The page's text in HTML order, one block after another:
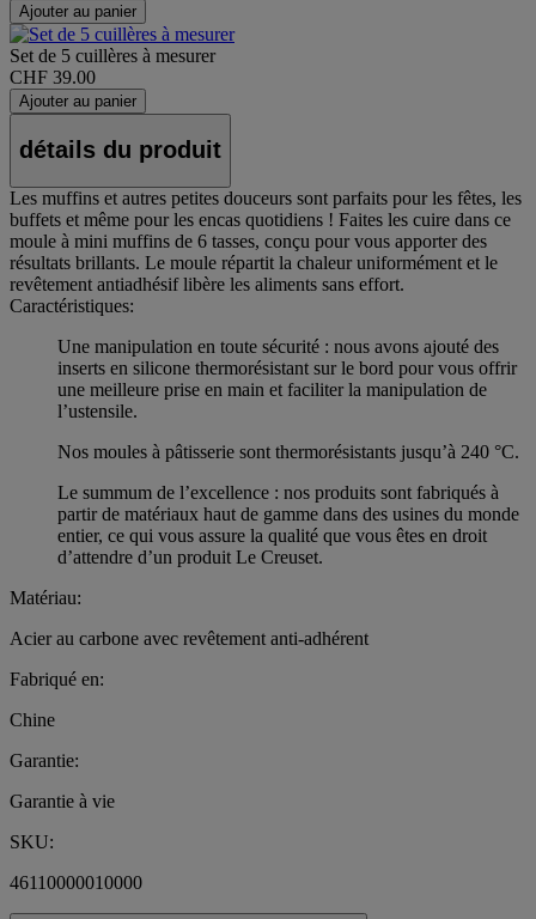
Ajouter au panier
Set de 5 cuillères à mesurer
CHF 39.00
Ajouter au panier
détails du produit
Les muffins et autres petites douceurs sont parfaits pour les fêtes, les
buffets et même pour les encas quotidiens ! Faites les cuire dans ce
moule à mini muffins de 6 tasses, conçu pour vous apporter des
résultats brillants. Le moule répartit la chaleur uniformément et le
revêtement antiadhésif libère les aliments sans effort.
Caractéristiques:
Une manipulation en toute sécurité : nous avons ajouté des
inserts en silicone thermorésistant sur le bord pour vous offrir
une meilleure prise en main et faciliter la manipulation de
l’ustensile.
Nos moules à pâtisserie sont thermorésistants jusqu’à 240 °C.
Le summum de l’excellence : nos produits sont fabriqués à
partir de matériaux haut de gamme dans des usines du monde
entier, ce qui vous assure la qualité que vous êtes en droit
d’attendre d’un produit Le Creuset.
Matériau:
Acier au carbone avec revêtement anti-adhérent
Fabriqué en:
Chine
Garantie:
Garantie à vie
SKU:
46110000010000